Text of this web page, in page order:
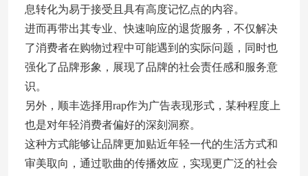
息转化为易于接受且具有高度记忆点的内容。
进而再带出其专业、快速响应的退货服务，不仅解决
了消费者在购物过程中可能遇到的实际问题，同时也
强化了品牌形象，展现了品牌的社会责任感和服务意
识。
另外，顺丰选择用rap作为广告表现形式，某种程度上
也是对年轻消费者偏好的深刻洞察。
这种方式能够让品牌更加贴近年轻一代的生活方式和
审美取向，通过歌曲的传播效应，实现更广泛的社会